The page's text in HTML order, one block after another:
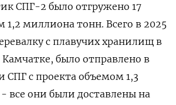
СПГ-2 было отгружено 17
миллиона тонн. Всего в 2025
с плавучих ​хранилищ в
​было отправлено в
СПГ ⁠с проекта объемом 1,3
все они были доставлены на